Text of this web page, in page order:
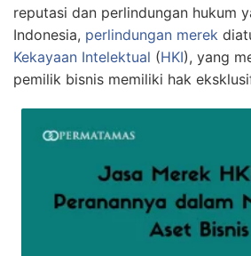
reputasi dan perlindungan hukum
Indonesia, perlindungan merek
Kekayaan Intelektual (HKI), yang
pemilik bisnis memiliki hak